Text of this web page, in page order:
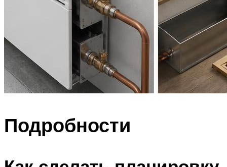
Подробности